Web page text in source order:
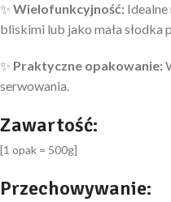
✨ Wielofunkcyjność: Idealne
bliskimi lub jako mała słodka
✨ Praktyczne opakowanie:
serwowania.
Zawartość:
[1 opak = 500g]
Przechowywanie: